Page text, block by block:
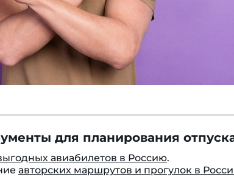
для планирования
авиабилетов в Россию.
авторских маршрутов и прогулок в